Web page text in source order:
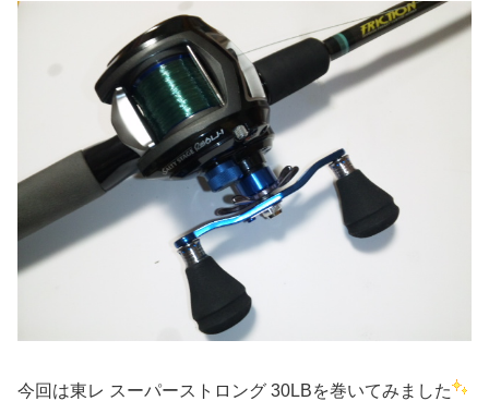
今回は東レ スーパーストロング 30LBを巻いてみました